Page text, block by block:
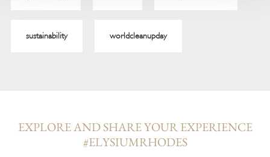
sustainability worldcleanupday
EXPLORE AND SHARE YOUR EXPERIENCE
#ELYSIUMRHODES